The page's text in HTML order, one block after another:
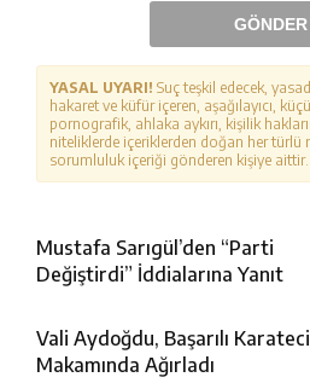
GÖNDER
YASAL UYARI! Suç teşkil edecek,
hakaret ve küfür içeren, aşağılayıcı,
pornografik, ahlaka aykırı, kişilik
niteliklerde içeriklerden doğan her türlü
sorumluluk içeriği gönderen kişiye aittir.
Mustafa Sarıgül’den “Parti
Değiştirdi” İddialarına Yanıt
Vali Aydoğdu, Başarılı
Makamında Ağırladı